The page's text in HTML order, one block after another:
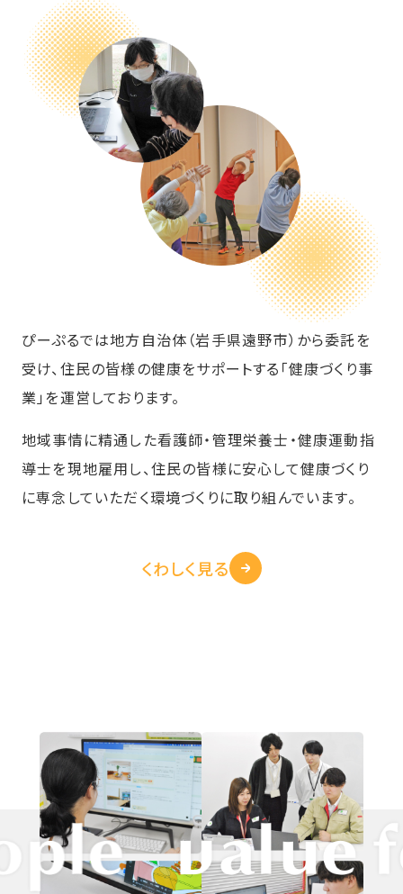
ぴーぷるでは地方自治体（岩手県遠野市）から委託を
受け、住民の皆様の健康をサポートする「健康づくり事
業」を運営しております。
地域事情に精通した看護師・管理栄養士・健康運動指
導士を現地雇用し、住民の皆様に安心して健康づくり
に専念していただく環境づくりに取り組んでいます。
くわしく見る